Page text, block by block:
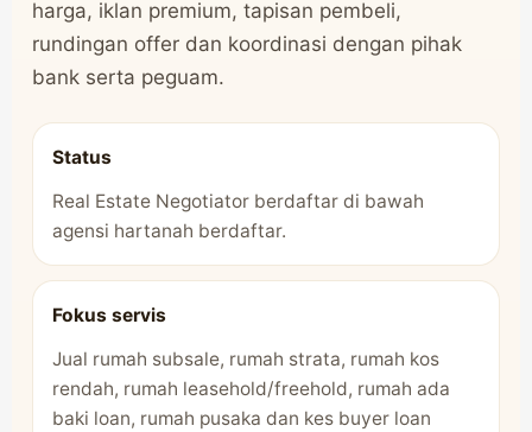
harga, iklan premium, tapisan pembeli,
rundingan offer dan koordinasi dengan pihak
bank serta peguam.
Status
Real Estate Negotiator berdaftar di bawah
agensi hartanah berdaftar.
Fokus servis
Jual rumah subsale, rumah strata, rumah kos
rendah, rumah leasehold/freehold, rumah ada
baki loan, rumah pusaka dan kes buyer loan